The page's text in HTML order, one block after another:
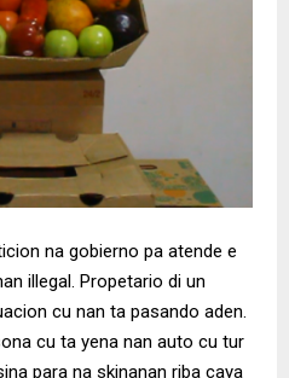
na gobierno pa atende e
illegal. Propetario di un
cu nan ta pasando aden.
cu ta yena nan auto cu tur
para na skinanan riba caya